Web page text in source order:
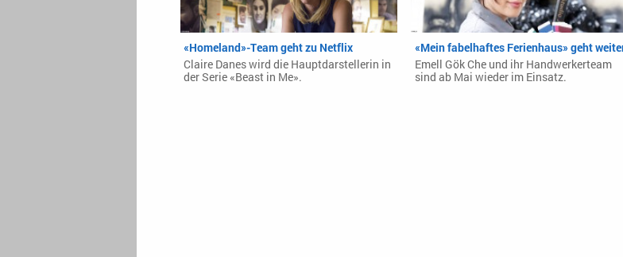
«Homeland»-Team geht zu Netflix
Claire Danes wird die Hauptdarstellerin in
der Serie «Beast in Me».
«Mein fabelhaftes Ferienhaus» geht
Emell Gök Che und ihr Handwerkerteam
sind ab Mai wieder im Einsatz.